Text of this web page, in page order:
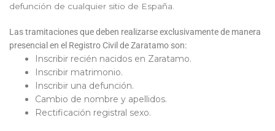
defunción de cualquier sitio de España.
Las tramitaciones que deben realizarse exclusivamente de manera
presencial en el Registro Civil de Zaratamo son:
Inscribir recién nacidos en Zaratamo.
Inscribir matrimonio.
Inscribir una defunción.
Cambio de nombre y apellidos.
Rectificación registral sexo.